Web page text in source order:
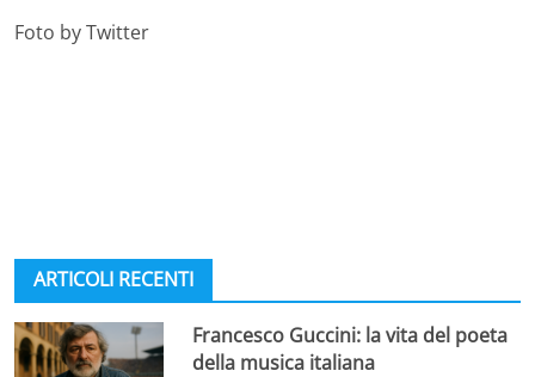
Foto by Twitter
ARTICOLI RECENTI
Francesco Guccini: la vita del poeta
della musica italiana